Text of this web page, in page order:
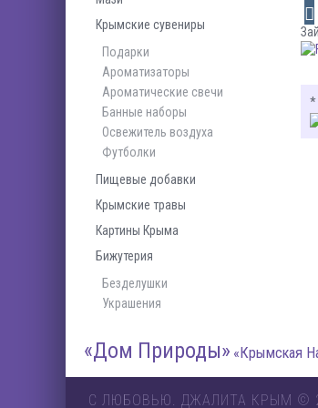
*
Крымские сувениры
Подарки
Ароматизаторы
Ароматические свечи
Банные наборы
Освежитель воздуха
Футболки
Пищевые добавки
Крымские травы
Картины Крыма
Бижутерия
Безделушки
Украшения
«Дом Природы» «Крымская
С ЛЮБОВЬЮ. ДЖАЛИТА КРЫМ ©